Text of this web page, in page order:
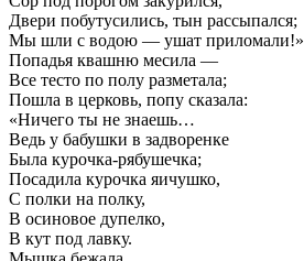
Двери побутусились, тын рассыпался;
Мы шли с водою — ушат приломали!»
Попадья квашню месила —
Все тесто по полу разметала;
Пошла в церковь, попу сказала:
«Ничего ты не знаешь…
Ведь у бабушки в задворенке
Была курочка-рябушечка;
Посадила курочка яичушко,
С полки на полку,
В осиновое дупелко,
В кут под лавку.